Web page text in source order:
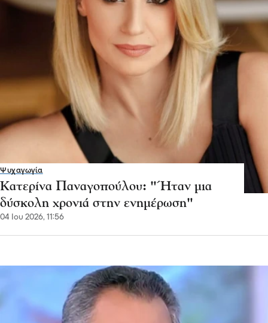
Ψυχαγωγία
Κατερίνα Παναγοπούλου: "Ήταν μια
δύσκολη χρονιά στην ενημέρωση"
04 Ιου 2026, 11:56